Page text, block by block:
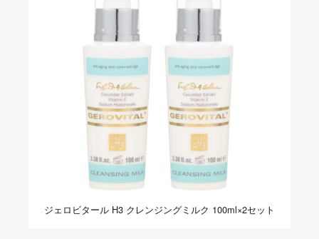
ジェロビタール H3 クレンジングミルク 100ml×2セット